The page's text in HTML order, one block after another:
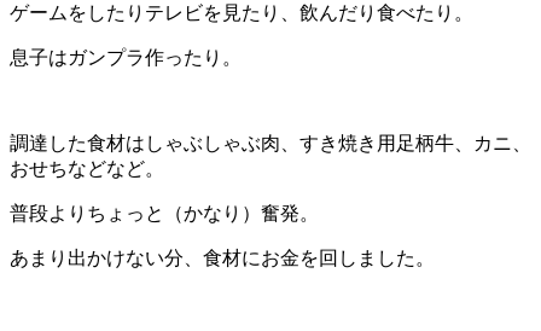
ゲームをしたりテレビを見たり、飲んだり食べたり。
息子はガンプラ作ったり。
調達した食材はしゃぶしゃぶ肉、すき焼き用足柄牛、カニ、
おせちなどなど。
普段よりちょっと（かなり）奮発。
あまり出かけない分、食材にお金を回しました。